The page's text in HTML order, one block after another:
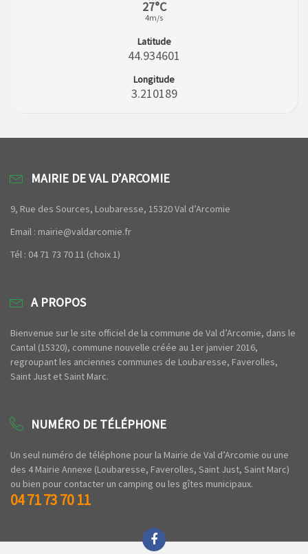
27°C
4m/s
Latitude
44.934601
Longitude
3.210189
MAIRIE DE VAL D’ARCOMIE
9, Rue des Sources, Loubaresse, 15320 Val d’Arcomie
Email : mairie@valdarcomie.fr
Tél : 04 71 73 70 11 (choix 1)
A PROPOS
Bienvenue sur le site officiel de la commune de Val d’Arcomie, dans le
Cantal (15320), commune nouvelle créée au 1er janvier 2016,
regroupant les anciennes communes de Loubaresse, Faverolles,
Saint Just et Saint Marc.
NUMÉRO DE TÉLÉPHONE
Un seul numéro de téléphone pour la Mairie de Val d’Arcomie ou une
des 4 Mairie Annexe (Loubaresse, Faverolles, Saint Just, Saint Marc)
ou bien pour contacter un camping ou les gîtes municipaux.
04 71 73 70 11